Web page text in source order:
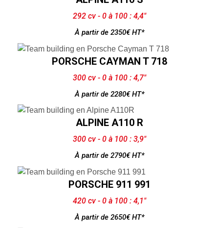
292 cv - 0 à 100 : 4,4"
À partir de 2350€ HT*
PORSCHE CAYMAN T 718
300 cv - 0 à 100 : 4,7"
À partir de 2280€ HT*
ALPINE A110 R
300 cv - 0 à 100 : 3,9"
À partir de 2790€ HT*
PORSCHE 911 991
420 cv - 0 à 100 : 4,1"
À partir de 2650€ HT*